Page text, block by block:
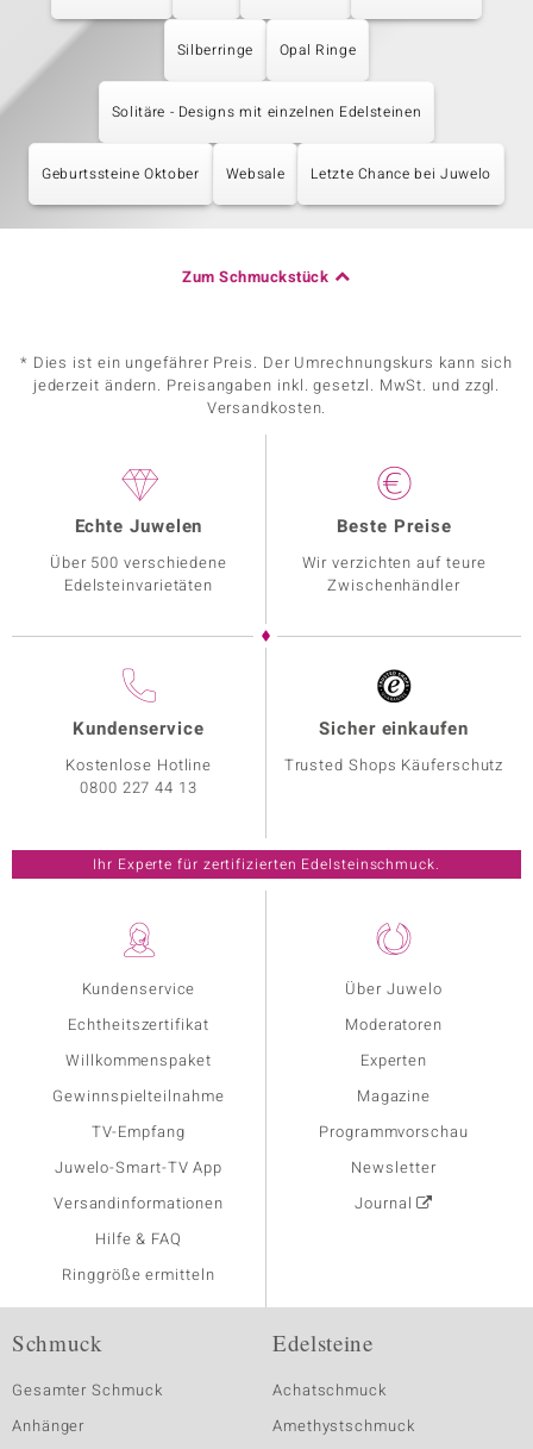
Silberringe Opal Ringe
Solitäre - Designs mit einzelnen Edelsteinen
Geburtssteine Oktober Websale Letzte Chance bei Juwelo
Zum Schmuckstück
* Dies ist ein ungefährer Preis. Der Umrechnungskurs kann sich
jederzeit ändern. Preisangaben inkl. gesetzl. MwSt. und zzgl.
Versandkosten.
Kundenservice
Echtheitszertifikat
Willkommenspaket
Gewinnspielteilnahme
TV-Empfang
Juwelo-Smart-TV App
Versandinformationen
Hilfe & FAQ
Ringgröße ermitteln
Über Juwelo
Moderatoren
Experten
Magazine
Programmvorschau
Newsletter
Journal
Echte Juwelen
Über 500 verschiedene
Edelsteinvarietäten
Beste Preise
Wir verzichten auf teure
Zwischenhändler
Kundenservice
Kostenlose Hotline
0800 227 44 13
Sicher einkaufen
Trusted Shops Käuferschutz
Ihr Experte für zertifizierten Edelsteinschmuck.
Schmuck
Gesamter Schmuck
Anhänger
Edelsteine
Achatschmuck
Amethystschmuck